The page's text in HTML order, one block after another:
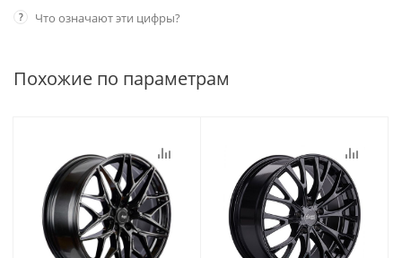
? Что означают эти цифры?
Похожие по параметрам